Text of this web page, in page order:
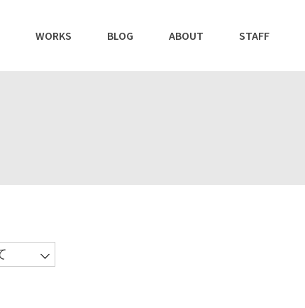
WORKS BLOG ABOUT STAFF